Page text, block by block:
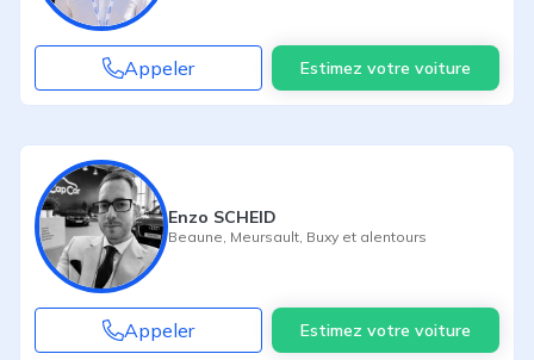
Appeler Estimez votre voiture
Enzo SCHEID
Beaune Meursault Buxy et alentours
Appeler Estimez votre voiture